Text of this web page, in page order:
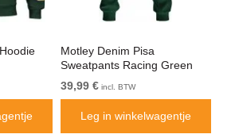
Motley Denim Pisa
Sweatpants Racing Green
39,99 € incl. BTW
Leg in winkelwagentje